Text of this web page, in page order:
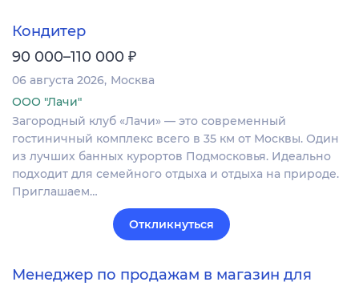
Кондитер
90 000–110 000 ₽
06 августа 2026 Москва
ООО "Лачи"
Загородный клуб «Лачи» — это современный
гостиничный комплекс всего в 35 км от Москвы. Один
из лучших банных курортов Подмосковья. Идеально
подходит для семейного отдыха и отдыха на природе.
Приглашаем…
Откликнуться
Менеджер по продажам в магазин для